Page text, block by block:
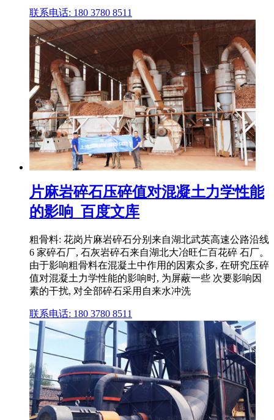
联系电话: 180 3780 8511
片麻岩碎石压碎值对混凝土力学性能
的影响_百度文库
粗骨料: 花岗片麻岩碎石分别来自湖北武英高速公路沿线
6 家碎石厂, 石灰岩碎石来自湖北大冶旺仁百花碎 石厂。
由于影响粗骨料在混凝土中作用的因素众多, 在研究压碎
值对混凝土力学性能的影响时, 为屏蔽一些 次要影响因
素的干扰, 对全部碎石采用自来水冲洗
联系电话: 180 3780 8511